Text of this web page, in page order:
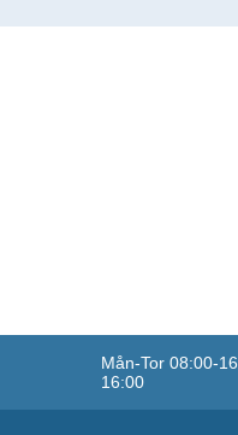
Mån-Tor 08:00-
16:00